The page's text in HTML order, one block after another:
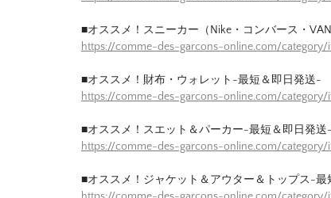
■オススメ！スニーカー（Nike・コンバース・
https://comme-des-garcons-online.com/
■オススメ！財布・ウォレット-最短＆即日発送-
https://comme-des-garcons-online.com/
■オススメ！スエット＆パーカー-最短＆即日発送-
https://comme-des-garcons-online.com/
■オススメ！ジャケット＆アウター＆トップス-最